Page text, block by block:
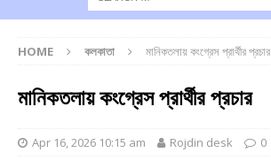
HOME কলকাতা মানিকতলায় কংগ্রেস প্রার্থীর প্রচার
মানিকতলায় কংগ্রেস প্রার্থীর প্রচার
Apr 16, 2026 10:15 am Rojdin desk 0